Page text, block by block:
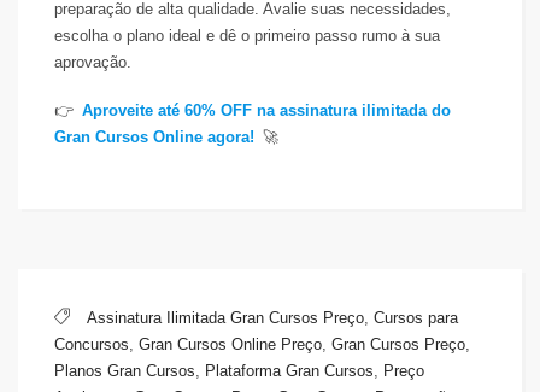
preparação de alta qualidade. Avalie suas necessidades,
escolha o plano ideal e dê o primeiro passo rumo à sua
aprovação.
👉 Aproveite até 60% OFF na assinatura ilimitada do
Gran Cursos Online agora! 🚀
Assinatura Ilimitada Gran Cursos Preço Cursos para
Concursos Gran Cursos Online Preço Gran Cursos Preço
Planos Gran Cursos
Plataforma Gran Cursos
Preço